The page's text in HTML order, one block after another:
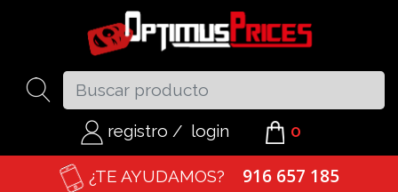
registro / login 0
¿TE AYUDAMOS? 916 657 185